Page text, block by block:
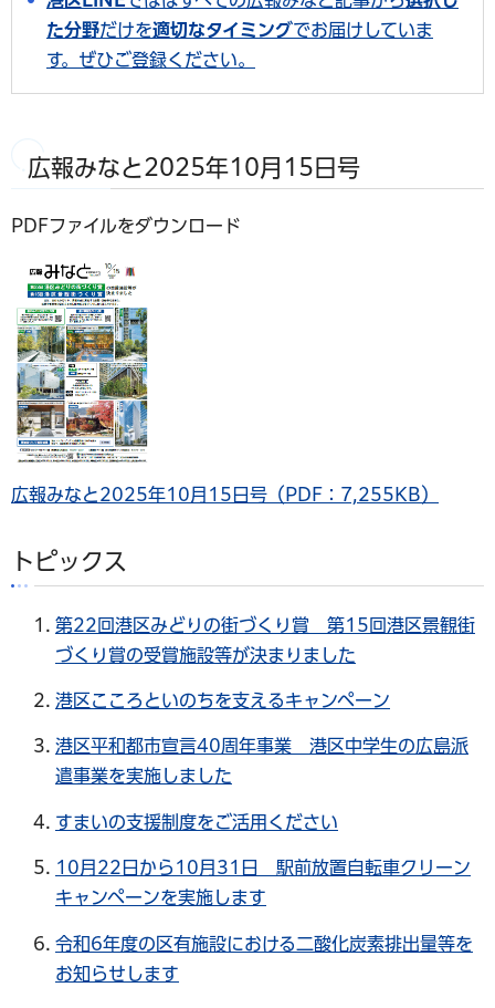
た分野だけを適切なタイミングでお届けしていま
す。ぜひご登録ください。
広報みなと2025年10月15日号
PDFファイルをダウンロード
広報みなと2025年10月15日号（PDF：7,255KB）
トピックス
第22回港区みどりの街づくり賞 第15回港区景観街
づくり賞の受賞施設等が決まりました
港区こころといのちを支えるキャンペーン
港区平和都市宣言40周年事業 港区中学生の広島派
遣事業を実施しました
すまいの支援制度をご活用ください
10月22日から10月31日 駅前放置自転車クリーン
キャンペーンを実施します
令和6年度の区有施設における二酸化炭素排出量等を
お知らせします